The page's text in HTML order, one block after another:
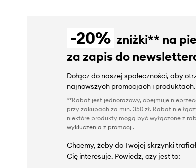
-20% zniżki** na
za zapis do
Dołącz do naszej społeczności, aby
najnowszych promocjach i produktach.
**Rabat jest jednorazowy, obejmuje
przy zakupach za min. 350 zł. Rabat nie
niektóre produkty mogą być wyłączone z
wykluczenia z promocji.
Chcemy, żeby do Twojej skrzynki
Cię interesuje. Powiedz, czy jest to: